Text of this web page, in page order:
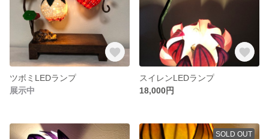
ツボミLEDランプ
展示中
スイレンLEDランプ
18,000円
SOLD OUT